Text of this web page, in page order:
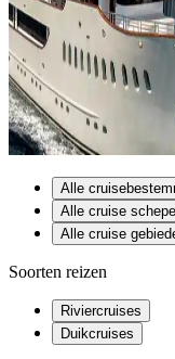
Alle
Alle cruise
Alle cruise
Soorten reizen
Riviercruises
Duikcruises